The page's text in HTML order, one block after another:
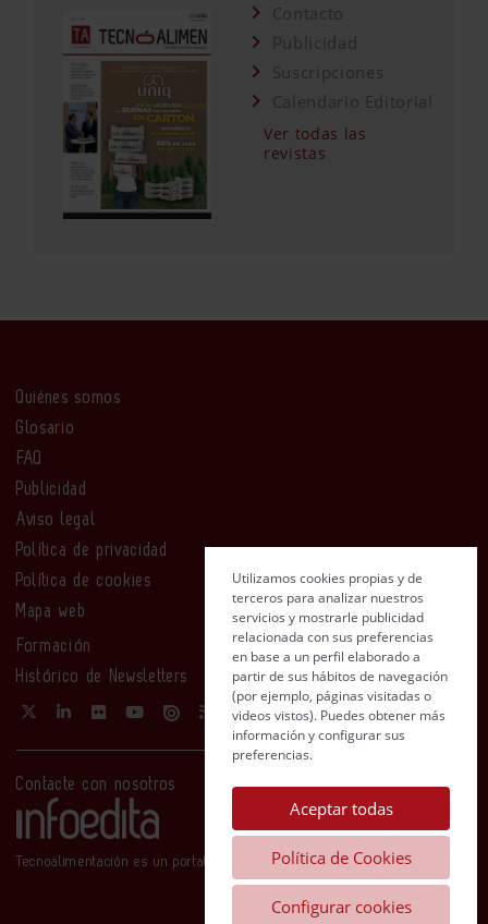
Contacto
Publicidad
Suscripciones
Calendario Editorial
Ver todas las
revistas
Quiénes somos
Glosario
FAQ
Publicidad
Aviso legal
Política de privacidad
Política de cookies
Mapa web
Formación
Histórico de Newsletters
Contacte con nosotros
Tecnoalimentación es un portal de Infoedita
Utilizamos cookies propias y de
terceros para analizar nuestros
servicios y mostrarle publicidad
relacionada con sus preferencias
en base a un perfil elaborado a
partir de sus hábitos de navegación
(por ejemplo, páginas visitadas o
videos vistos). Puedes obtener más
información y configurar sus
preferencias.
Aceptar todas
Política de Cookies
Configurar cookies